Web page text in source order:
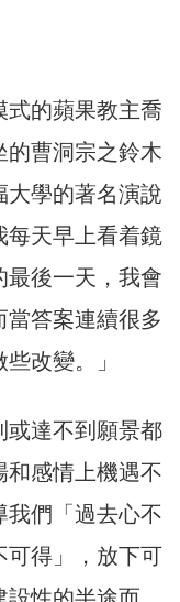
式的蘋果教主喬
的曹洞宗之鈴木
大學的著名演說
每天早上看着鏡
最後一天，我會
答案連續很多
改變。」
或達不到願景都
和感情上機遇不
我們「過去心不
可得」，放下可